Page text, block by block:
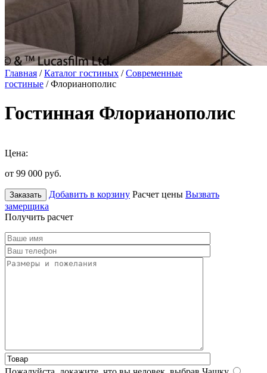
Главная /Каталог гостиных /Современные
гостиные / Флорианополис
Гостинная Флорианополис
Цена:
от 99 000 руб.
Заказать Добавить в корзину Расчет цены Вызвать
замерщика
Получить расчет